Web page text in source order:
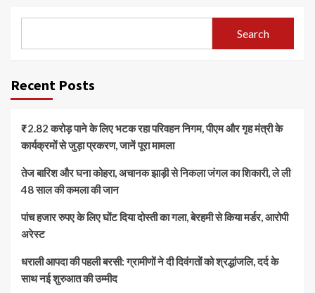
Search
Recent Posts
₹2.82 करोड़ पाने के लिए भटक रहा परिवहन निगम, पीएम और गृह मंत्री के
कार्यक्रमों से जुड़ा प्रकरण, जानें पूरा मामला
तेज बारिश और घना कोहरा, अचानक झाड़ी से निकला जंगल का शिकारी, ले ली
48 साल की कमला की जान
पांच हजार रुपए के लिए घोंट दिया दोस्ती का गला, बेरहमी से किया मर्डर, आरोपी
अरेस्ट
धराली आपदा की पहली बरसी: ग्रामीणों ने दी दिवंगतों को श्रद्धांजलि, दर्द के
साथ नई शुरुआत की उम्मीद